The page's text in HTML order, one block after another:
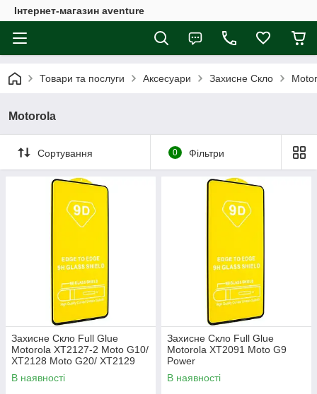
Інтернет-магазин aventure
Товари та послуги Аксесуари Захисне Скло
Motorola
Сортування 0 Фільтри
Захисне Скло Full Glue
Motorola XT2127-2 Moto G10/
XT2128 Moto G20/ XT2129
Moto G30 чорне
В наявності
Захисне Скло Full Glue
Motorola XT2091 Moto G9
Power
В наявності